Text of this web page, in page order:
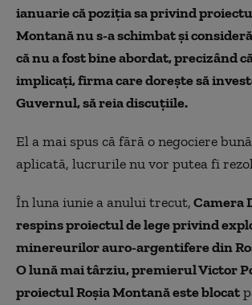
ianuarie că poziţia sa privind
Montană nu s-a schimbat şi
că nu a fost bine abordat, precizând
implicaţi, firma care doreşte să
Guvernul, să reia discuţiile.
El a mai spus că fără o negociere
aplicată, lucrurile nu vor putea fi
În luna iunie a anului trecut,Camera
respins proiectul de lege privind
minereurilor auro-argentifere din
O lună mai târziu, premierul Victor
proiectul Roşia Montană este blocat